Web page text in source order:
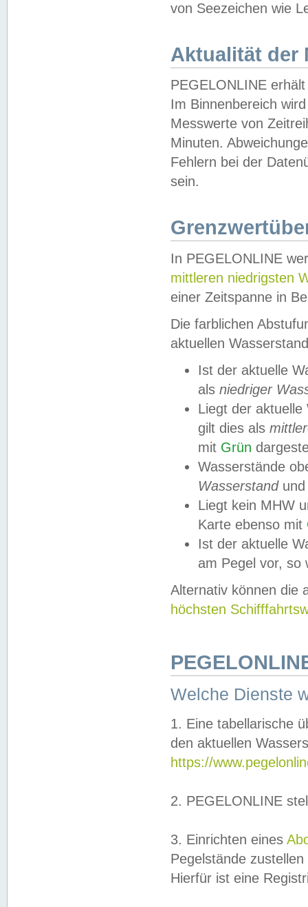
von Seezeichen wie
Aktualität der
PEGELONLINE
Im Binnenbereich
Messwerte von
Minuten.
Fehlern bei der
sein.
In PEGELONLINE
mittleren niedrigsten
einer Zeitspanne in
Die farblichen
aktuellen
Ist der aktuelle
als niedriger
Liegt der
gilt dies als
mit Grün
Wasserstände
Wasserstandund
Liegt kein MHW
Karte ebenso mit
Ist der aktuelle
am Pegel vor,
Alternativ können die
höchsten
Welche Dienste
1. Eine tabellarische
den aktuellen
https://
2. PEGELONLINE
3. Einrichten eines
Pegelstände
Hierfür ist eine